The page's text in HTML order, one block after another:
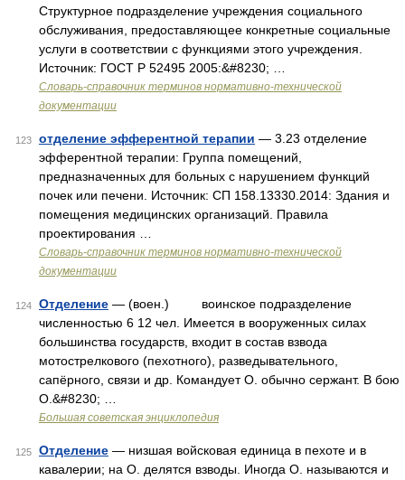
Структурное подразделение учреждения социального
обслуживания, предоставляющее конкретные социальные
услуги в соответствии с функциями этого учреждения.
Источник: ГОСТ Р 52495 2005:&#8230; …
Словарь-справочник терминов нормативно-технической
документации
123 отделение эфферентной терапии — 3.23 отделение
эфферентной терапии: Группа помещений,
предназначенных для больных с нарушением функций
почек или печени. Источник: СП 158.13330.2014: Здания и
помещения медицинских организаций. Правила
проектирования …
Словарь-справочник терминов нормативно-технической
документации
124 Отделение — (воен.) воинское подразделение
численностью 6 12 чел. Имеется в вооруженных силах
большинства государств, входит в состав взвода
мотострелкового (пехотного), разведывательного,
сапёрного, связи и др. Командует О. обычно сержант. В бою
О.&#8230; …
Большая советская энциклопедия
125 Отделение — низшая войсковая единица в пехоте и в
кавалерии; на О. делятся взводы. Иногда О. называются и